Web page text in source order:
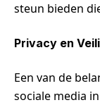
steun bieden
Privacy en
Een van de
sociale media